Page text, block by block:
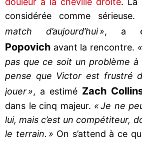
considérée comme sérieuse.
match d’aujourd’hui », a
Popovich avant la rencontre.
pas que ce soit un problème à
pense que Victor est frustré
jouer », a estimé Zach
dans le cinq majeur. « Je ne
lui, mais c’est un compétiteur,
le terrain. » On s’attend à ce